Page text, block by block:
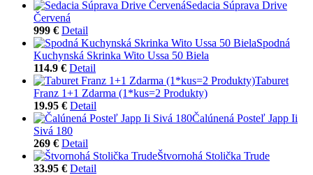
Sedacia Súprava Drive
Červená
999 € Detail
Spodná
Kuchynská Skrinka Wito Ussa 50 Biela
114.9 € Detail
Taburet
Franz 1+1 Zdarma (1*kus=2 Produkty)
19.95 € Detail
Čalúnená Posteľ Japp Ii
Sivá 180
269 € Detail
Štvornohá Stolička Trude
33.95 € Detail